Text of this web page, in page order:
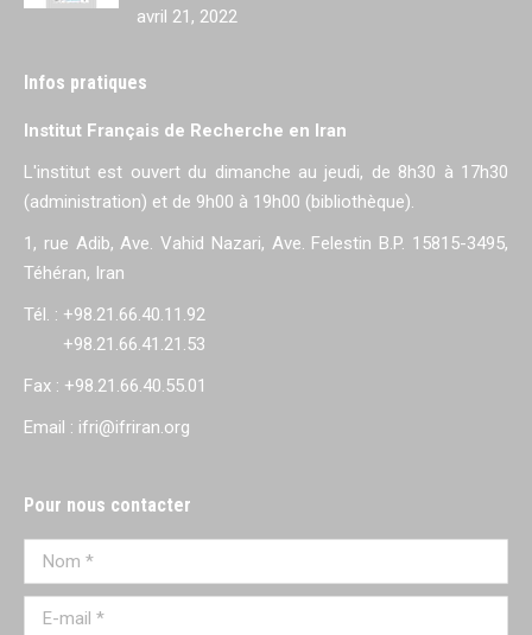
avril 21, 2022
Infos pratiques
Institut Français de Recherche en Iran
L'institut est ouvert du dimanche au jeudi, de 8h30 à 17h30
(administration) et de 9h00 à 19h00 (bibliothèque).
1, rue Adib, Ave. Vahid Nazari, Ave. Felestin B.P. 15815-3495,
Téhéran, Iran
Tél. : +98.21.66.40.11.92
+98.21.66.41.21.53
Fax : +98.21.66.40.55.01
Email : ifri@ifriran.org
Pour nous contacter
Nom *
E-mail *